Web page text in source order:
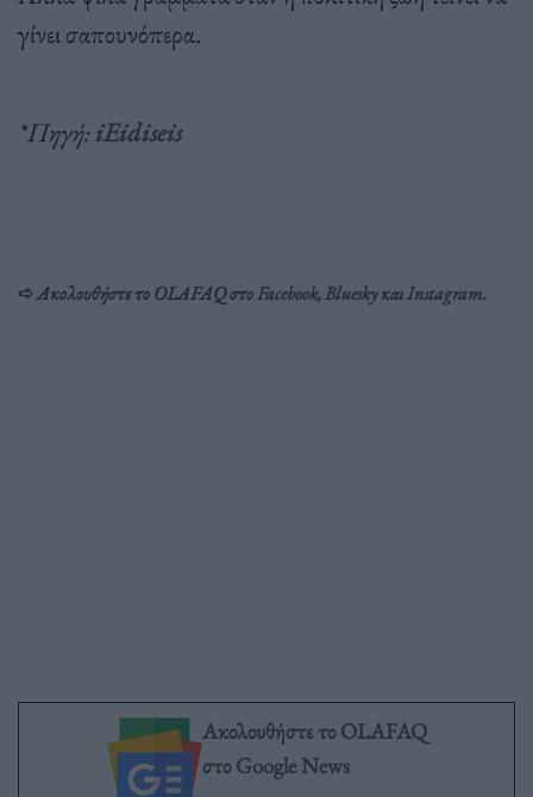
γίνει σαπουνόπερα.
*Πηγή: iEidiseis
➪Ακολουθήστε το OLAFAQ στοFacebook,BlueskyκαιInstagram.
Ακολουθήστε το OLAFAQ
στο Google News